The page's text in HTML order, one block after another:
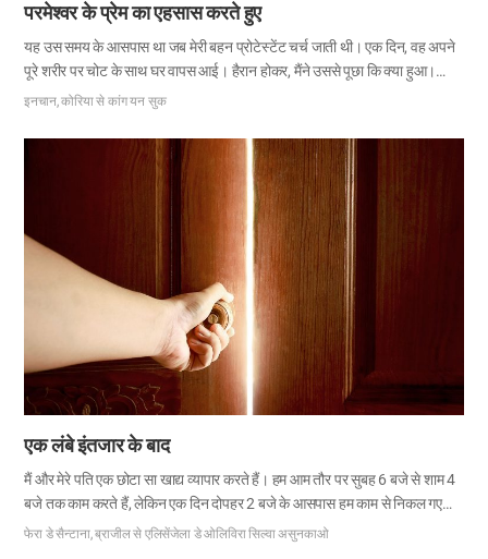
परमेश्वर के प्रेम का एहसास करते हुए
यह उस समय के आसपास था जब मेरी बहन प्रोटेस्टेंट चर्च जाती थी। एक दिन, वह अपने
पूरे शरीर पर चोट के साथ घर वापस आई। हैरान होकर, मैंने उससे पूछा कि क्या हुआ।
उसने बताया कि उसे चर्च के धार्मिक क्रिया के दौरान चोटें लगी हैं। ‘सदस्यों को चोट
अविश्वास करने लगा और यह निष्कर्ष निकाला कि परमेश्वर का अस्तित्व नहीं है। मेरी बहन
ने भी उस चर्च में जाना बंद कर दिया। जैसे-जैसे समय बीत गया और मेरी बहन ने चर्च ऑफ
गॉड नामक एक चर्च में जाना शुरू कर दिया। मैं यह बिल्कुल समझ नहीं पा रही थी…
इनचान, कोरिया से कांग यन सुक
एक लंबे इंतजार के बाद
मैं और मेरे पति एक छोटा सा खाद्य व्यापार करते हैं। हम आम तौर पर सुबह 6 बजे से शाम 4
बजे तक काम करते हैं, लेकिन एक दिन दोपहर 2 बजे के आसपास हम काम से निकल गए
और घर आ गए क्योंकि मुझे जुकाम हो गया और बहुत बीमार थी। लेटने और थोड़ा आराम
फेरा डे सैन्टाना, ब्राजील से एलिसेंजेला डे ओलिविरा सिल्वा असुनकाओ